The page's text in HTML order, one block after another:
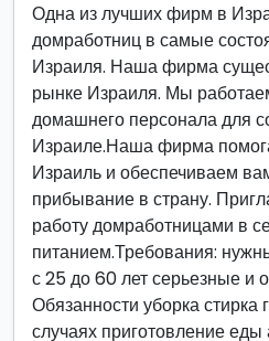
Одна из лучших фирм в
домработниц в самые
Израиля. Наша фирма
рынке Израиля. Мы
домашнего персонала для
Израиле.Наша фирма
Израиль и обеспечиваем
прибывание в страну.
работу домработницами в
питанием.Требования:
с 25 до 60 лет серьезные и
Обязанности уборка стирка
случаях приготовление